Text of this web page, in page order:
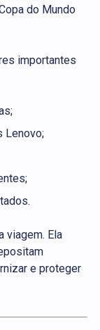
do Mundo
importantes
Lenovo;
viagem. Ela
e proteger